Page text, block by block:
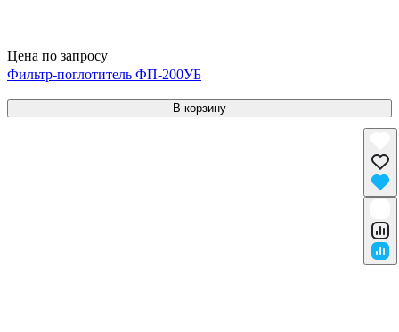
Цена по запросу
Фильтр-поглотитель ФП-200УБ
В корзину